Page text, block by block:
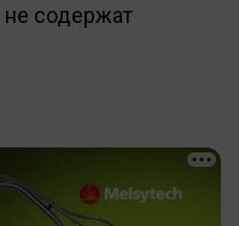
не содержат